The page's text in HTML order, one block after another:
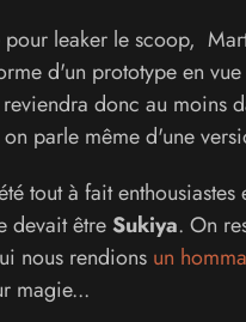
leaker le scoop,
d'un prototype en
donc au moins
parle même d'une
tout à fait
devait êtreSukiya. On
nous rendions un
magie...